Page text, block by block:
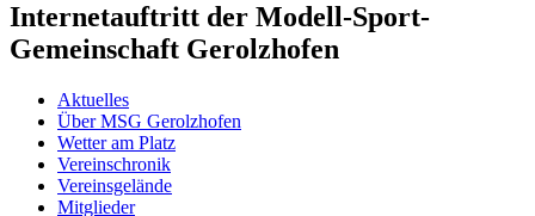
Internetauftritt der Modell-Sport-
Gemeinschaft Gerolzhofen
Aktuelles
Über MSG Gerolzhofen
Wetter am Platz
Vereinschronik
Vereinsgelände
Mitglieder